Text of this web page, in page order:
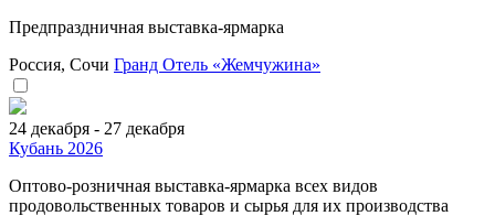
Предпраздничная выставка-ярмарка
Россия, Сочи Гранд Отель «Жемчужина»
24 декабря - 27 декабря
Кубань 2026
Оптово-розничная выставка-ярмарка всех видов
продовольственных товаров и сырья для их производства